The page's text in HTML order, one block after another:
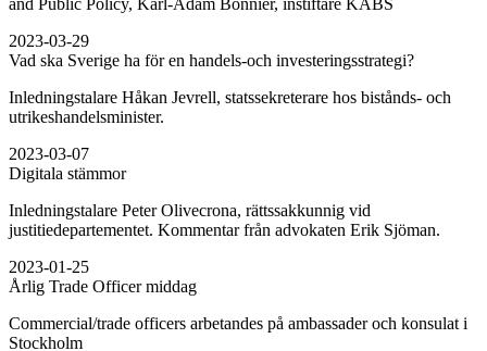
and Public Policy, Karl-Adam Bonnier, instiftare KABS
2023-03-29
Vad ska Sverige ha för en handels-och investeringsstrategi?
Inledningstalare Håkan Jevrell, statssekreterare hos bistånds- och
utrikeshandelsminister.
2023-03-07
Digitala stämmor
Inledningstalare Peter Olivecrona, rättssakkunnig vid
justitiedepartementet. Kommentar från advokaten Erik Sjöman.
2023-01-25
Årlig Trade Officer middag
Commercial/trade officers arbetandes på ambassader och konsulat i
Stockholm